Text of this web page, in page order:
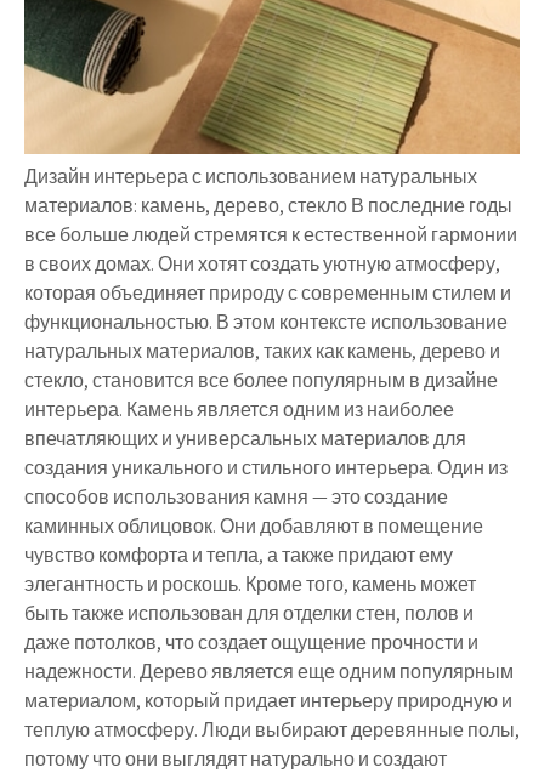
Дизайн интерьера с использованием натуральных
материалов: камень, дерево, стекло В последние годы
все больше людей стремятся к естественной гармонии
в своих домах. Они хотят создать уютную атмосферу,
которая объединяет природу с современным стилем и
функциональностью. В этом контексте использование
натуральных материалов, таких как камень, дерево и
стекло, становится все более популярным в дизайне
интерьера. Камень является одним из наиболее
впечатляющих и универсальных материалов для
создания уникального и стильного интерьера. Один из
способов использования камня — это создание
каминных облицовок. Они добавляют в помещение
чувство комфорта и тепла, а также придают ему
элегантность и роскошь. Кроме того, камень может
быть также использован для отделки стен, полов и
даже потолков, что создает ощущение прочности и
надежности. Дерево является еще одним популярным
материалом, который придает интерьеру природную и
теплую атмосферу. Люди выбирают деревянные полы,
потому что они выглядят натурально и создают